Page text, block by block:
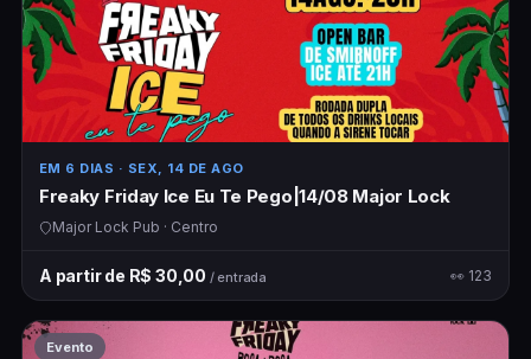
EM 6 DIAS · SEX, 14 DE AGO
Freaky Friday Ice Eu Te Pego|14/08 Major Lock
Major Lock Pub · Centro
A partir de R$ 30,00 / entrada 👀 123
Evento